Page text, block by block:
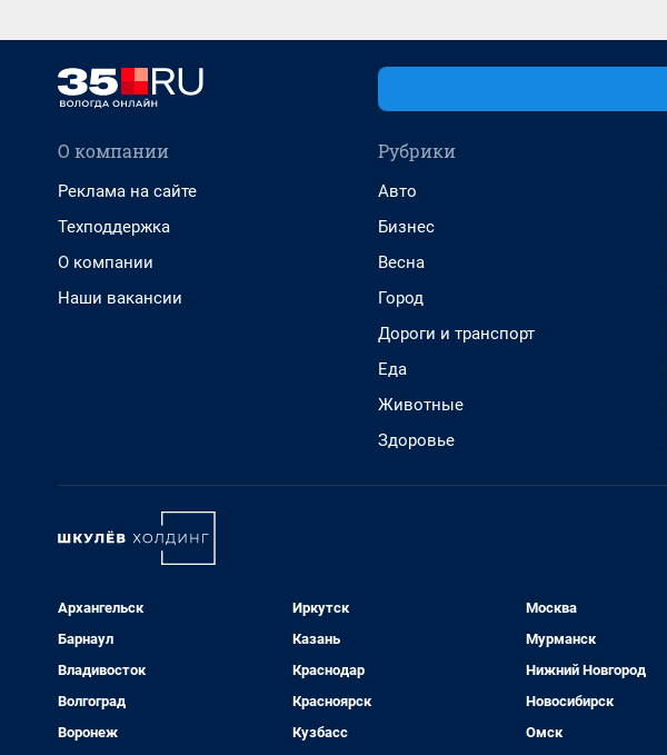
О компании
Реклама на сайте
Техподдержка
О компании
Наши вакансии
Рубрики
Авто
Бизнес
Весна
Город
Дороги и транспорт
Еда
Животные
Здоровье
Архангельск
Барнаул
Владивосток
Волгоград
Воронеж
Иркутск
Казань
Краснодар
Красноярск
Кузбасс
Москва
Мурманск
Нижний Новгород
Новосибирск
Омск